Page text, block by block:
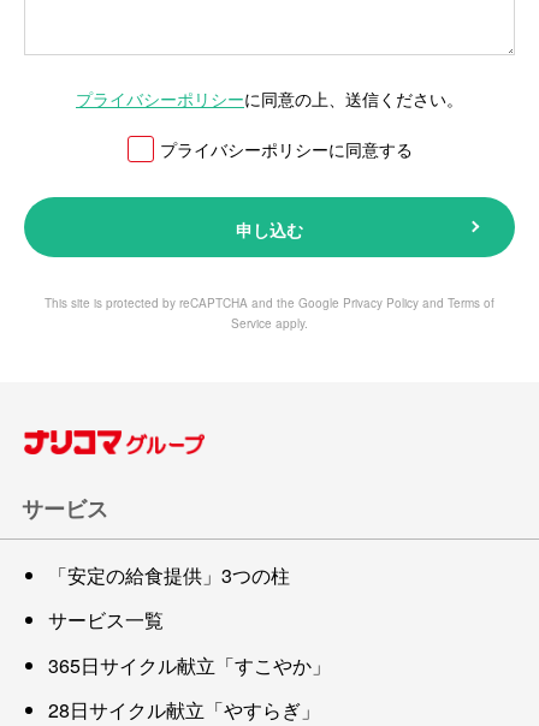
プライバシーポリシーに同意の上、送信ください。
プライバシーポリシーに同意する
申し込む
This site is protected by reCAPTCHA and the Google Privacy Policy and Terms of
Service apply.
サービス
「安定の給食提供」3つの柱
サービス一覧
365日サイクル献立「すこやか」
28日サイクル献立「やすらぎ」